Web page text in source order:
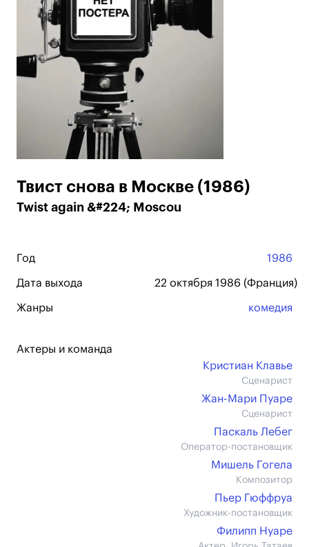
Твист снова в Москве (1986)
Twist again &#224; Moscou
Год 1986
Дата выхода 22 октября 1986 (Франция)
Жанры комедия
Актеры и команда
Кристиан Клавье
Сценарист
Жан-Мари Пуаре
Сценарист
Паскаль Лебег
Оператор-постановщик
Мишель Гогела
Композитор
Пьер Гюффруа
Художник-постановщик
Филипп Нуаре